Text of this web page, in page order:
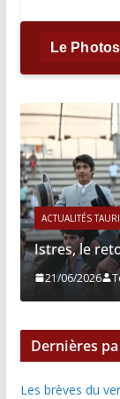
Le
ACTUALITÉS
Istres, le
21/06/2026
Dernières
Les brèves du